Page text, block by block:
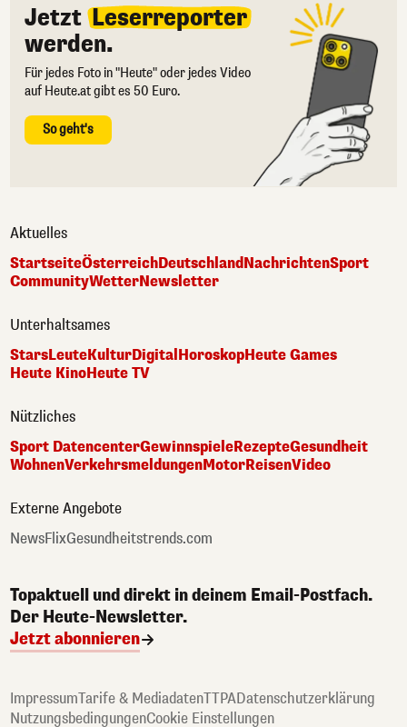
Jetzt Leserreporter
werden.
Für jedes Foto in "Heute" oder jedes Video
auf Heute.at gibt es 50 Euro.
So geht's
Aktuelles
StartseiteÖsterreichDeutschlandNachrichtenSport
CommunityWetterNewsletter
Unterhaltsames
StarsLeuteKulturDigitalHoroskopHeute Games
Heute KinoHeute TV
Nützliches
Sport DatencenterGewinnspieleRezepteGesundheit
WohnenVerkehrsmeldungenMotorReisenVideo
Externe Angebote
NewsFlixGesundheitstrends.com
Topaktuell und direkt in deinem Email-Postfach.
Der Heute-Newsletter.
Jetzt abonnieren
ImpressumTarife & MediadatenTTPADatenschutzerklärung
NutzungsbedingungenCookie Einstellungen